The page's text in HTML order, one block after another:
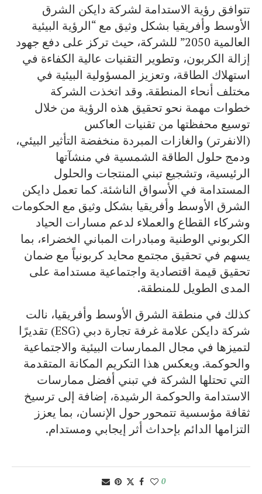
تتوافق رؤية الاستدامة لشركة دايكن الشرق
الأوسط وأفريقيا بشكل وثيق مع “الرؤية البيئية
العالمية 2050” للشركة، حيث تركز على دفع جهود
إزالة الكربون، وتطوير التقنيات عالية الكفاءة في
استهلاك الطاقة، وتعزيز المسؤولية البيئية في
مختلف أنحاء المنطقة. وقد اتخذت الشركة
خطوات مهمة نحو تحقيق هذه الرؤية من خلال
توسيع محفظتها من تقنيات العاكس
(الانفرتر) والغازات المبردة منخفضة التأثير البيئي،
ودمج حلول الطاقة الشمسية في منشآتها
الرئيسية، وتشجيع تبني المنتجات والحلول
المستدامة في الأسواق الناشئة. كما تعمل دايكن
الشرق الأوسط وأفريقيا بشكل وثيق مع الحكومات
وشركاء القطاع والعملاء لدعم مسارات الحياد
الكربوني الوطنية ومبادرات المباني الخضراء، بما
يسهم في تحقيق مجتمع محايد كربونياً مع ضمان
تحقيق قيمة اقتصادية واجتماعية مستدامة على
المدى الطويل للمنطقة.
كذلك في منطقة الشرق الأوسط وأفريقيا، نالت
شركة دايكن علامة غرفة تجارة دبي (ESG) تقديرًا
لتميزها في مجال الممارسات البيئية والاجتماعية
والحوكمة. ويعكس هذا التكريم المكانة المتقدمة
التي تحتلها الشركة في تبني أفضل ممارسات
الاستدامة والحوكمة الرشيدة، إضافة إلى ترسيخ
ثقافة مؤسسية تتمحور حول الإنسان، بما يعزز
التزامها الدائم بإحداث أثر إيجابي ومستدام.
0